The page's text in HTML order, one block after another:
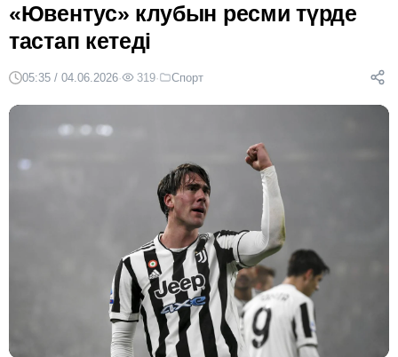
«Ювентус» клубын ресми түрде
тастап кетеді
05:35 / 04.06.2026· 319· Спорт